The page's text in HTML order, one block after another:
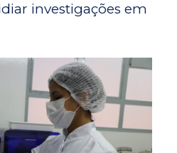
investigações em